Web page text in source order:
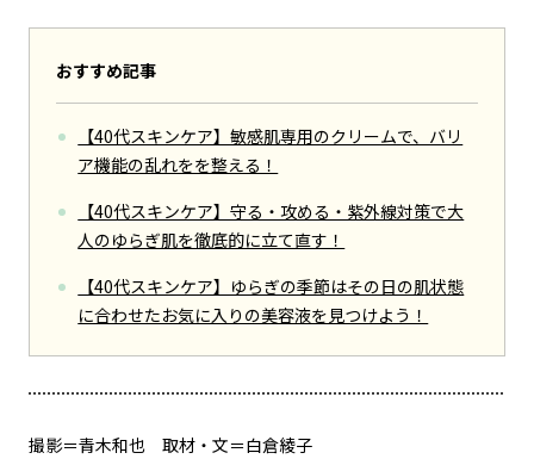
おすすめ記事
【40代スキンケア】敏感肌専用のクリームで、バリ
ア機能の乱れをを整える！
【40代スキンケア】守る・攻める・紫外線対策で大
人のゆらぎ肌を徹底的に立て直す！
【40代スキンケア】ゆらぎの季節はその日の肌状態
に合わせたお気に入りの美容液を見つけよう！
撮影＝青木和也 取材・文＝白倉綾子